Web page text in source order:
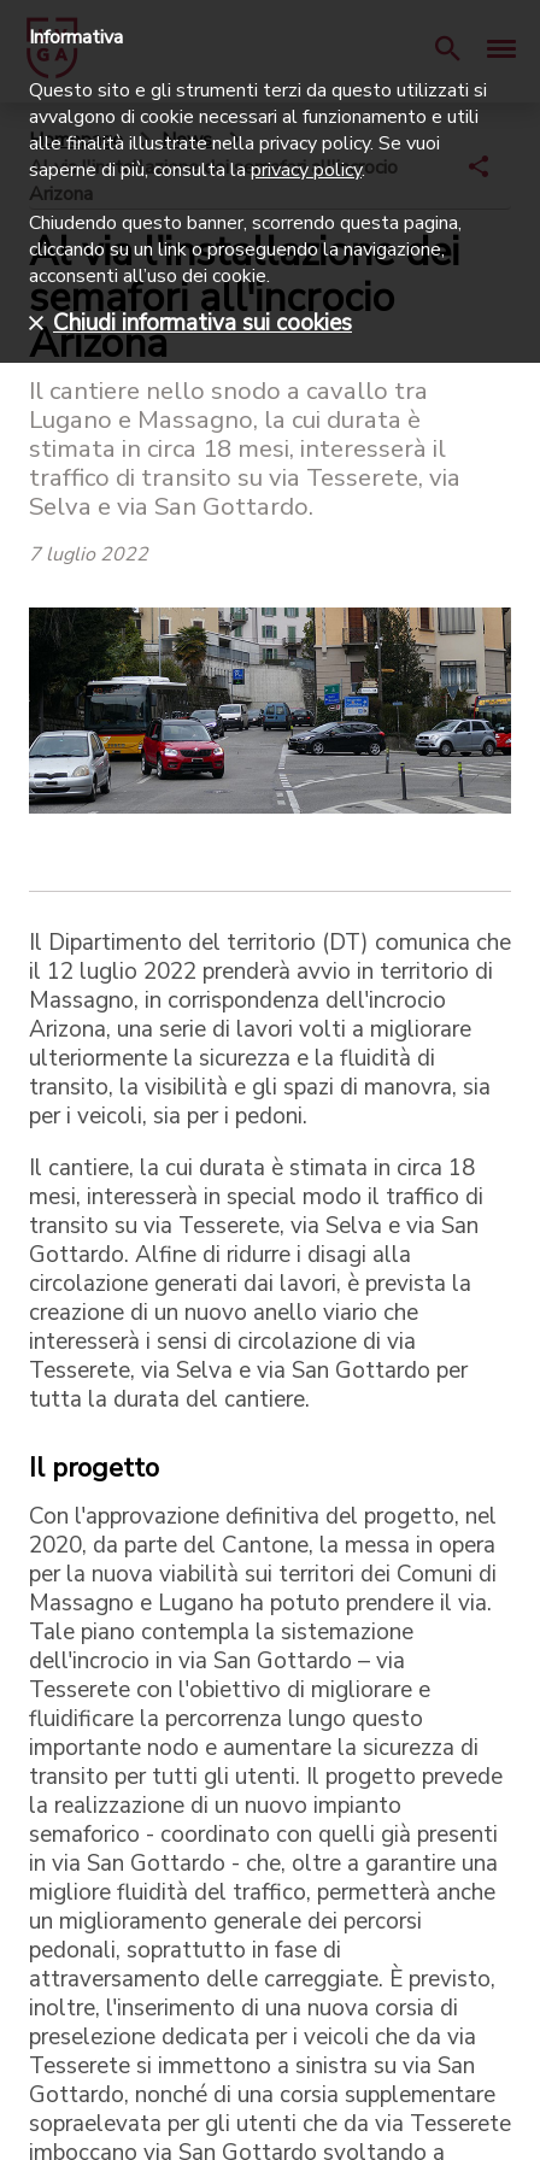
Homepage
News
Al via l'installazione dei semafori all'incrocio
Arizona
Al via l'installazione dei
semafori all'incrocio
Arizona
Il cantiere nello snodo a cavallo tra
Lugano e Massagno, la cui durata è
stimata in circa 18 mesi, interesserà il
traffico di transito su via Tesserete, via
Selva e via San Gottardo.
7 luglio 2022
Il Dipartimento del territorio (DT) comunica che
il 12 luglio 2022 prenderà avvio in territorio di
Massagno, in corrispondenza dell'incrocio
Arizona, una serie di lavori volti a migliorare
ulteriormente la sicurezza e la fluidità di
transito, la visibilità e gli spazi di manovra, sia
per i veicoli, sia per i pedoni.
Il cantiere, la cui durata è stimata in circa 18
mesi, interesserà in special modo il traffico di
transito su via Tesserete, via Selva e via San
Gottardo. Alfine di ridurre i disagi alla
circolazione generati dai lavori, è prevista la
creazione di un nuovo anello viario che
interesserà i sensi di circolazione di via
Tesserete, via Selva e via San Gottardo per
tutta la durata del cantiere.
Il progetto
Con l'approvazione definitiva del progetto, nel
2020, da parte del Cantone, la messa in opera
per la nuova viabilità sui territori dei Comuni di
Massagno e Lugano ha potuto prendere il via.
Tale piano contempla la sistemazione
dell'incrocio in via San Gottardo – via
Tesserete con l'obiettivo di migliorare e
fluidificare la percorrenza lungo questo
importante nodo e aumentare la sicurezza di
transito per tutti gli utenti. Il progetto prevede
la realizzazione di un nuovo impianto
semaforico - coordinato con quelli già presenti
in via San Gottardo - che, oltre a garantire una
migliore fluidità del traffico, permetterà anche
un miglioramento generale dei percorsi
pedonali, soprattutto in fase di
attraversamento delle carreggiate. È previsto,
inoltre, l'inserimento di una nuova corsia di
preselezione dedicata per i veicoli che da via
Tesserete si immettono a sinistra su via San
Gottardo, nonché di una corsia supplementare
sopraelevata per gli utenti che da via Tesserete
imboccano via San Gottardo svoltando a
Informativa
Questo sito e gli strumenti terzi da questo utilizzati si
avvalgono di cookie necessari al funzionamento e utili
alle finalità illustrate nella privacy policy. Se vuoi
saperne di più, consulta laprivacy policy.
Chiudendo questo banner, scorrendo questa pagina,
cliccando su un link o proseguendo la navigazione,
acconsenti all’uso dei cookie.
Chiudi informativa sui cookies